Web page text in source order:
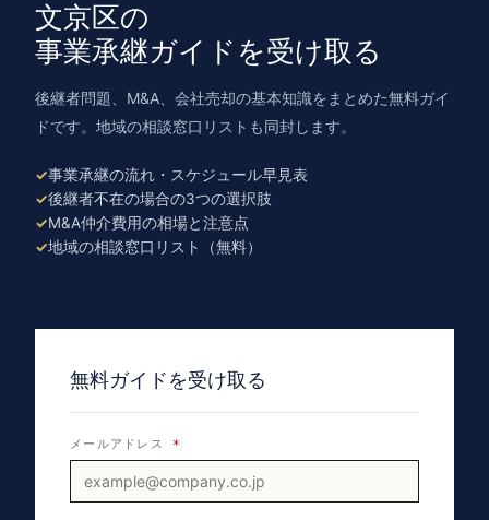
文京区の
事業承継ガイドを受け取る
後継者問題、M&A、会社売却の基本知識をまとめた無料ガイ
ドです。地域の相談窓口リストも同封します。
事業承継の流れ・スケジュール早見表
後継者不在の場合の3つの選択肢
M&A仲介費用の相場と注意点
地域の相談窓口リスト（無料）
無料ガイドを受け取る
メールアドレス *